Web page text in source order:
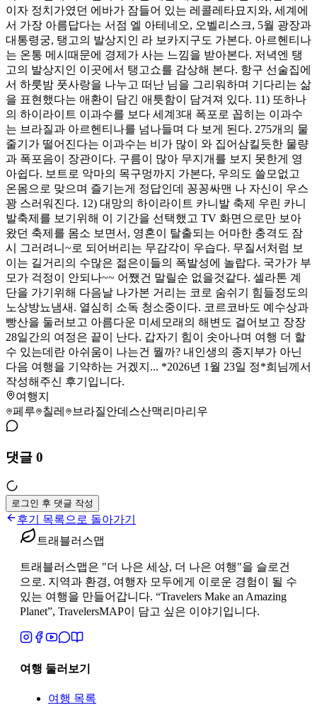
이자 정치가였던 에바가 잠들어 있는 레콜레타묘지와, 세계에
서 가장 아름답다는 서점 엘 아테네오, 오벨리스크, 5월 광장과
대통령궁, 탱고의 발상지인 라 보카지구도 가본다. 아르헨티나
는 온통 메시때문에 경제가 사는 느낌을 받아본다. 저녁엔 탱
고의 발상지인 이곳에서 탱고쇼를 감상해 본다. 항구 선술집에
서 하룻밤 풋사랑을 나누고 떠난 님을 그리워하며 기다리는 삶
을 표현했다는 애환이 담긴 애틋함이 담겨져 있다. 11) 또하나
의 하이라이트 이과수를 보다 세계3대 폭포로 꼽히는 이과수
는 브라질과 아르헨티나를 넘나들며 다 보게 된다. 275개의 물
줄기가 떨어진다는 이과수는 비가 많이 와 집어삼킬듯한 물량
과 폭포음이 장관이다. 구름이 많아 무지개를 보지 못한게 영
아쉽다. 보트로 악마의 목구멍까지 가본다, 우의도 쓸모없고
온몸으로 맞으며 즐기는게 정답인데 꽁꽁싸맨 나 자신이 우스
꽝 스러워진다. 12) 대망의 하이라이트 카니발 축제 우린 카니
발축제를 보기위해 이 기간을 선택했고 TV 화면으로만 보아
왔던 축제를 몸소 보면서, 영혼이 탈출되는 어마한 충격도 잠
시 그러려니~로 되어버리는 무감각이 우습다. 무질서처럼 보
이는 길거리의 수많은 젊은이들의 폭발성에 놀랍다. 국가가 부
모가 걱정이 안되나~~ 어쨌건 말릴순 없을것같다. 셀라톤 계
단을 가기위해 다음날 나가본 거리는 코로 숨쉬기 힘들정도의
노상방뇨냄새. 열심히 소독 청소중이다. 코르코바도 예수상과
빵산을 둘러보고 아름다운 미세모래의 해변도 걸어보고 장장
28일간의 여정은 끝이 난다. 갑자기 힘이 솟아나며 여행 더 할
수 있는데란 아쉬움이 나는건 뭘까? 내인생의 종지부가 아닌
다음 여행을 기약하는 거겠지... *2026년 1월 23일 정*희님께서
작성해주신 후기입니다.
여행지
페루
칠레 브라질안데스산맥리마리우
댓글 0
로그인 후 댓글 작성
후기 목록으로 돌아가기
트래블러스맵
트래블러스맵은 "더 나은 세상, 더 나은 여행"을 슬로건
으로. 지역과 환경, 여행자 모두에게 이로운 경험이 될 수
있는 여행을 만들어갑니다. “Travelers Make an Amazing
Planet”, TravelersMAP이 담고 싶은 이야기입니다.
여행 둘러보기
여행 목록